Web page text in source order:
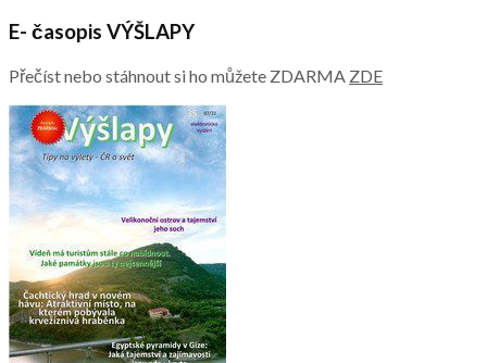
E- časopis VÝŠLAPY
Přečíst nebo stáhnout si ho můžete ZDARMA ZDE